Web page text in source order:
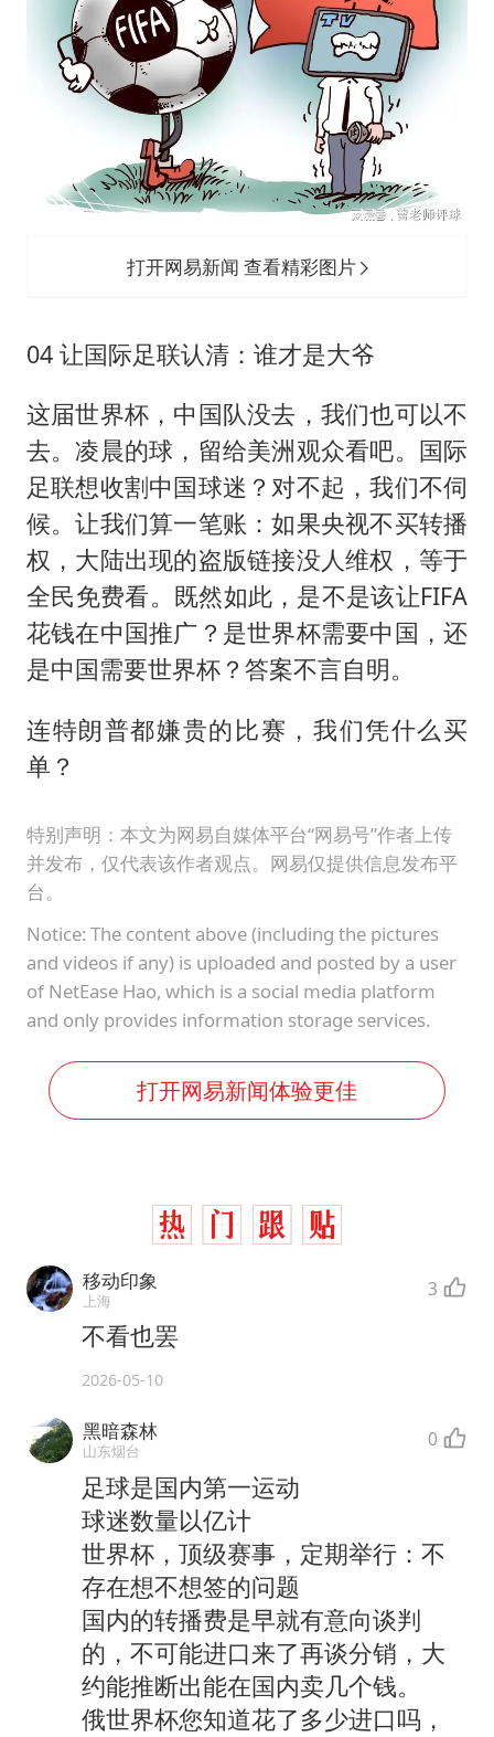
打开网易新闻 查看精彩图片
04 让国际足联认清：谁才是大爷
这届世界杯，中国队没去，我们也可以不
去。凌晨的球，留给美洲观众看吧。国际
足联想收割中国球迷？对不起，我们不伺
候。让我们算一笔账：如果央视不买转播
权，大陆出现的盗版链接没人维权，等于
全民免费看。既然如此，是不是该让FIFA
花钱在中国推广？是世界杯需要中国，还
是中国需要世界杯？答案不言自明。
连特朗普都嫌贵的比赛，我们凭什么买
单？
特别声明：本文为网易自媒体平台“网易号”作者上传
并发布，仅代表该作者观点。网易仅提供信息发布平
台。
Notice: The content above (including the pictures
and videos if any) is uploaded and posted by a user
of NetEase Hao, which is a social media platform
and only provides information storage services.
打开网易新闻体验更佳
移动印象
上海 3
不看也罢
2026-05-10
黑暗森林
山东烟台 0
足球是国内第一运动
球迷数量以亿计
世界杯，顶级赛事，定期举行：不
存在想不想签的问题
国内的转播费是早就有意向谈判
的，不可能进口来了再谈分销，大
约能推断出能在国内卖几个钱。
俄世界杯您知道花了多少进口吗，